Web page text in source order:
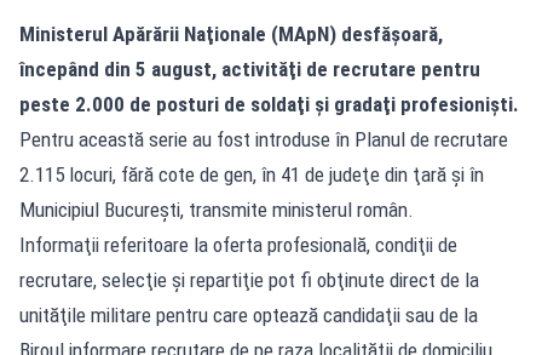
Ministerul Apărării Naţionale (MApN) desfăşoară,
începând din 5 august, activităţi de recrutare pentru
peste 2.000 de posturi de soldaţi şi gradaţi profesionişti.
Pentru această serie au fost introduse în Planul de recrutare
2.115 locuri, fără cote de gen, în 41 de judeţe din ţară şi în
Municipiul Bucureşti, transmite ministerul român.
Informaţii referitoare la oferta profesională, condiţii de
recrutare, selecţie şi repartiţie pot fi obţinute direct de la
unităţile militare pentru care optează candidaţii sau de la
Biroul informare recrutare de pe raza localităţii de domiciliu,